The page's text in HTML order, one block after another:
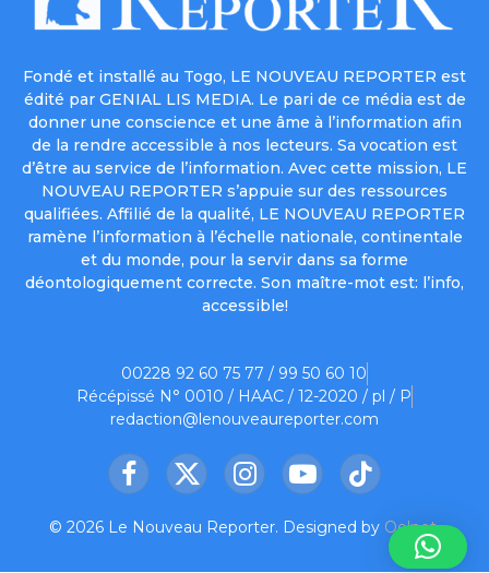
Fondé et installé au Togo, LE NOUVEAU REPORTER est
édité par GENIAL LIS MEDIA. Le pari de ce média est de
donner une conscience et une âme à l’information afin
de la rendre accessible à nos lecteurs. Sa vocation est
d’être au service de l’information. Avec cette mission, LE
NOUVEAU REPORTER s’appuie sur des ressources
qualifiées. Affilié de la qualité, LE NOUVEAU REPORTER
ramène l’information à l’échelle nationale, continentale
et du monde, pour la servir dans sa forme
déontologiquement correcte. Son maître-mot est: l’info,
accessible!
00228 92 60 75 77 / 99 50 60 10
Récépissé N° 0010 / HAAC / 12-2020 / pl / P
redaction@lenouveaureporter.com
Facebook
X
InstagramYouTubeTikTok
© 2026 Le Nouveau Reporter. Designed by Oelnet.